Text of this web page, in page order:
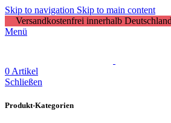
Skip to navigation Skip to main content
Versandkostenfrei innerhalb
Menü
0 Artikel
Schließen
Produkt-Kategorien